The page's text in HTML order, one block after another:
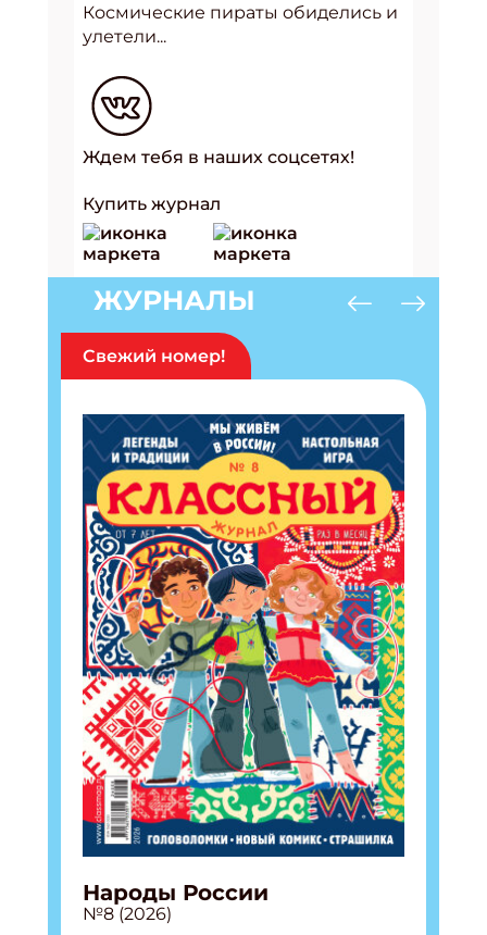
Космические пираты обиделись и
улетели...
Ждем тебя в наших соцсетях!
Купить журнал
ЖУРНАЛЫ
Свежий номер!
Народы России
№8 (2026)